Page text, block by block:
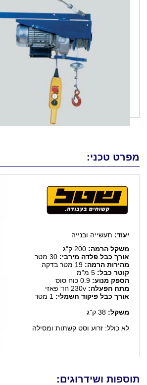
מפרט טכני:
יעוד: תעשייה ובנייה
משקל הרמה: 200 ק"ג
אורך כבל פלדה מירבי: 30 מטר
מהירות הרמה: 19 מטר בדקה
קוטר כבל: 5 מ"מ
הספק מנוע: 0.9 כוח סוס
מתח הפעלה: 230v חד פאזי
אורך כבל פיקוד חשמלי: 1 מטר
משקל: 38 ק"ג
לא כולל: זרוע וסט קשתות ומסילה
תוספות ושידרוגים: